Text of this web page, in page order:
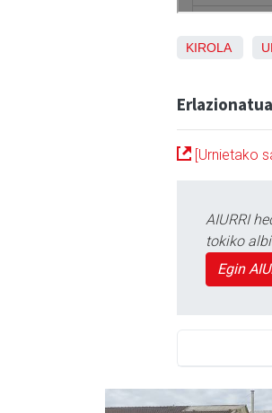
KIROLA
[Urnietako
AIURRI
tokiko
Egin